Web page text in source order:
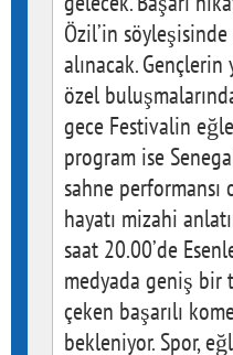
Özil’in
alınacak.
özel
gece Festivalin
program ise
sahne
hayatı mizahi
saat 20.00’de
medyada geniş bir
çeken başarılı
bekleniyor. Spor,